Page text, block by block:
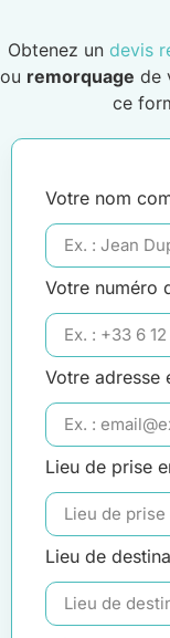
Obtenez un devis
ou remorquage de
ce
Votre nom
Votre numéro
Votre adresse
Lieu de prise
Lieu de